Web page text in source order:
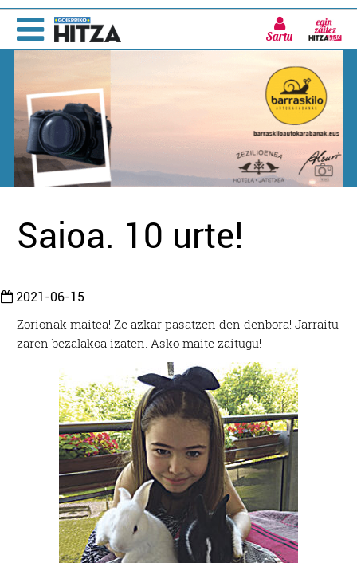
Sartu
Saioa. 10 urte!
2021-06-15
Zorionak maitea! Ze azkar pasatzen den denbora! Jarraitu
zaren bezalakoa izaten. Asko maite zaitugu!